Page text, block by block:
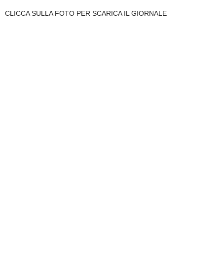
CLICCA SULLA FOTO PER SCARICA IL GIORNALE